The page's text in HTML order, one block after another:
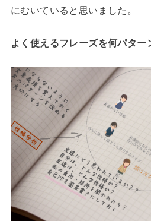
にむいていると思いました。
よく使えるフレーズを何パター